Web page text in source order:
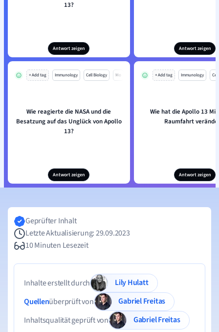
13?
Antwort zeigen Antwort zeigen
+ Add tag Immunology Cell Biology Mo
Wie reagierte die NASA und die
Besatzung auf das Unglück von Apollo
13?
Antwort zeigen
+ Add tag Immunology
Wie hat die Apollo 13
Raumfahrt
Antwort zeigen
Geprüfter Inhalt
Letzte Aktualisierung: 29.09.2023
10 Minuten Lesezeit
Inhalte erstellt durch
Lily Hulatt
Quellenüberprüft von
Gabriel Freitas
Inhaltsqualität geprüft von
Gabriel Freitas